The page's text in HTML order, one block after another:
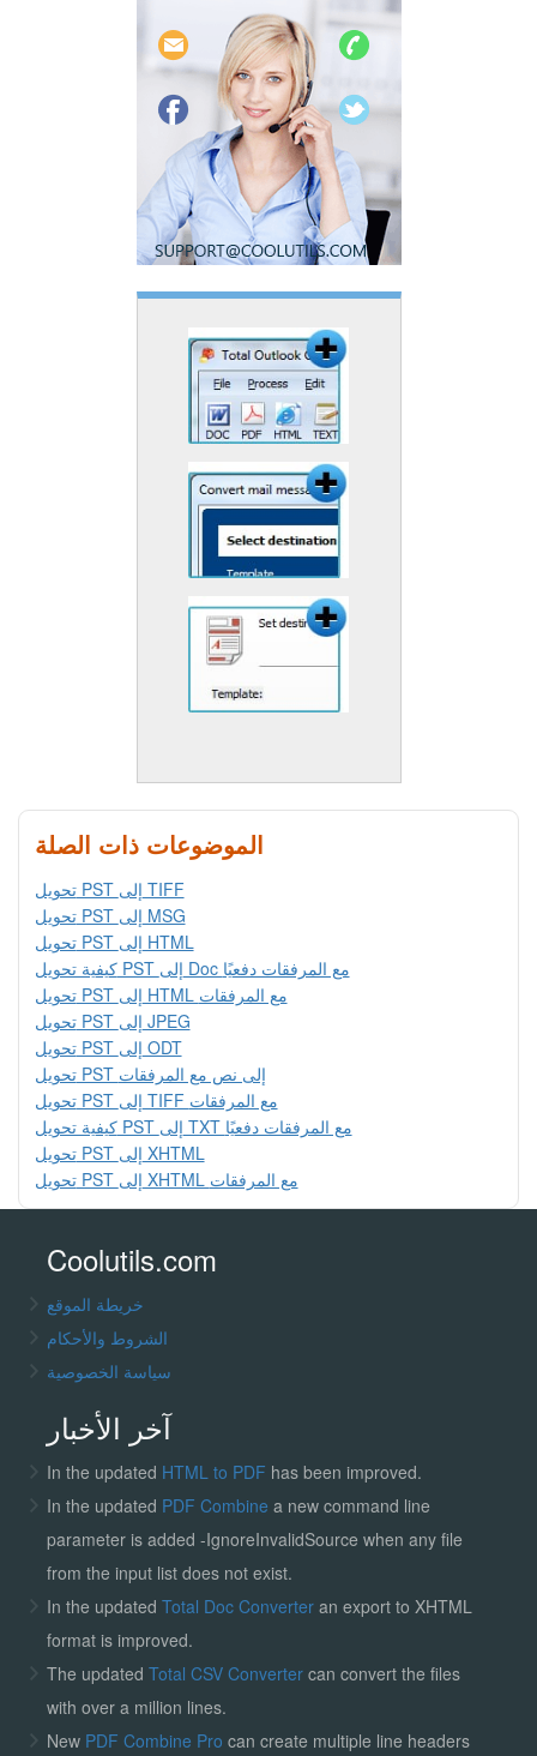
الموضوعات ذات الصلة
تحويل PST إلى TIFF
تحويل PST إلى MSG
تحويل PST إلى HTML
كيفية تحويل PST إلى Doc مع المرفقات دفعيًا
تحويل PST إلى HTML مع المرفقات
تحويل PST إلى JPEG
تحويل PST إلى ODT
تحويل PST إلى نص مع المرفقات
تحويل PST إلى TIFF مع المرفقات
كيفية تحويل PST إلى TXT مع المرفقات دفعيًا
تحويل PST إلى XHTML
تحويل PST إلى XHTML مع المرفقات
Coolutils.com
خريطة الموقع
الشروط والأحكام
سياسة الخصوصية
آخر الأخبار
In the updated HTML to PDF has been improved.
In the updated PDF Combine a new command line
parameter is added -IgnoreInvalidSource when any file
from the input list does not exist.
In the updated Total Doc Converter an export to XHTML
format is improved.
The updated Total CSV Convertercan convert the files
with over a million lines.
New PDF Combine Pro can create multiple line headers